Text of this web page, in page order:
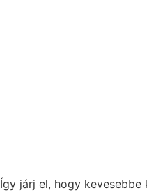
Így járj el, hogy kevesebbe